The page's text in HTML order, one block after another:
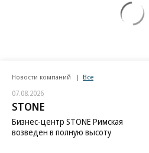
Новости компаний Все
07.08.2026
STONE
Бизнес-центр STONE Римская
возведен в полную высоту